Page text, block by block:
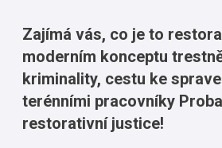
zákazu vstupu
domácího vězení
monitorovací systém
Boj proti korupci
Informace o příjmu
Informace
Zaměstnávání
usnesení
Zajímá vás, co je to
moderním konceptu
kriminality, cestu ke
terénními pracovníky
restorativní justice!